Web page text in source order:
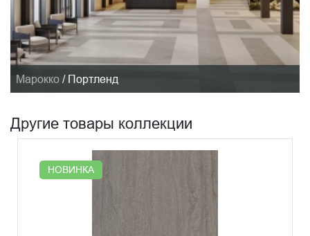
Марокко / Портленд
Другие товары коллекции
НОВИНКА